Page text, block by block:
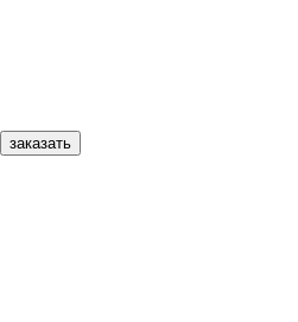
заказать